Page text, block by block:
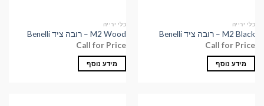
כלי ירייה
M2 Black – רובה ציד Benelli
Call for Price
מידע נוסף
כלי ירייה
M2 Wood – רובה ציד Benelli
Call for Price
מידע נוסף